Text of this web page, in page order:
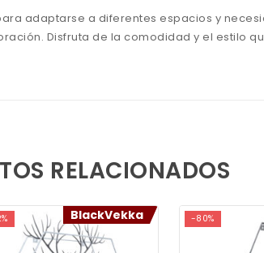
adaptarse a diferentes espacios y
Disfruta de la comodidad y el estilo
RELACIONADOS
BlackVekka -80%